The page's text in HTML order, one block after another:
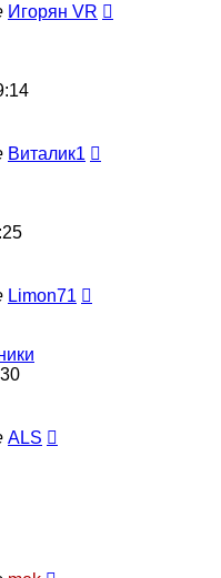
Игорян VR
Виталик1
Limon71
ALS